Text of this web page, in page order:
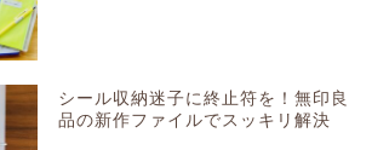
シール収納迷子に終止符を！無印良
品の新作ファイルでスッキリ解決